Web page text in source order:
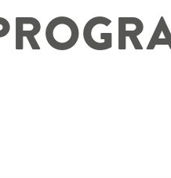
SYNDICAT